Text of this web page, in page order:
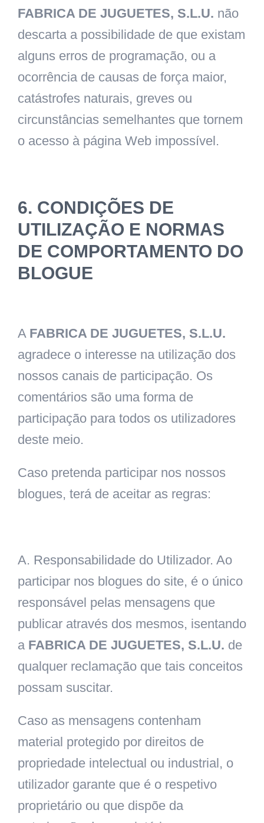
FABRICA DE JUGUETES, S.L.U. não
descarta a possibilidade de que existam
alguns erros de programação, ou a
ocorrência de causas de força maior,
catástrofes naturais, greves ou
circunstâncias semelhantes que tornem
o acesso à página Web impossível.
6. CONDIÇÕES DE
UTILIZAÇÃO E NORMAS
DE COMPORTAMENTO DO
BLOGUE
A FABRICA DE JUGUETES, S.L.U.
agradece o interesse na utilização dos
nossos canais de participação. Os
comentários são uma forma de
participação para todos os utilizadores
deste meio.
Caso pretenda participar nos nossos
blogues, terá de aceitar as regras:
A. Responsabilidade do Utilizador. Ao
participar nos blogues do site, é o único
responsável pelas mensagens que
publicar através dos mesmos, isentando
a FABRICA DE JUGUETES, S.L.U. de
qualquer reclamação que tais conceitos
possam suscitar.
Caso as mensagens contenham
material protegido por direitos de
propriedade intelectual ou industrial, o
utilizador garante que é o respetivo
proprietário ou que dispõe da